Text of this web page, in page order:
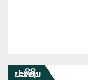
ປະຕິທິນ